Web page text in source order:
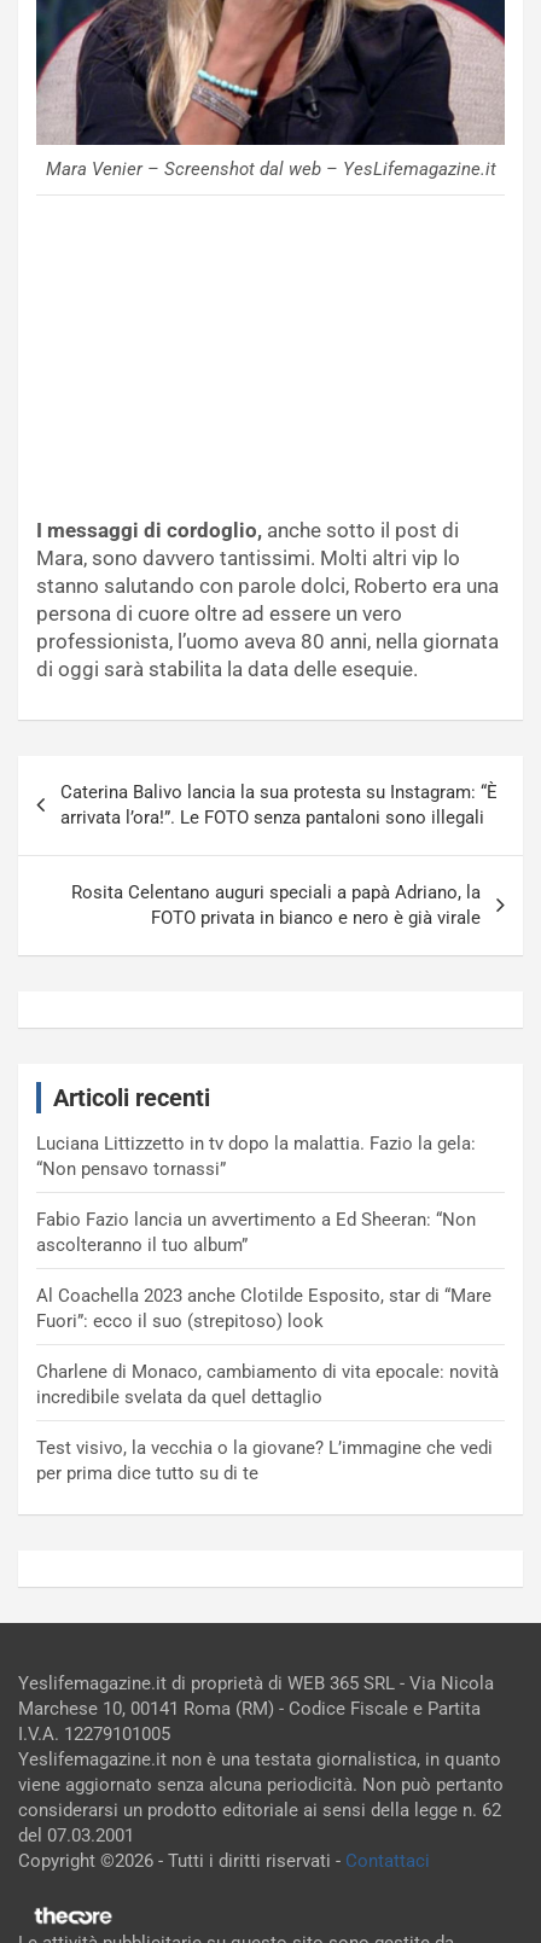
Mara Venier – Screenshot dal web – YesLifemagazine.it
I messaggi di cordoglio, anche sotto il post di
Mara, sono davvero tantissimi. Molti altri vip lo
stanno salutando con parole dolci, Roberto era una
persona di cuore oltre ad essere un vero
professionista, l’uomo aveva 80 anni, nella giornata
di oggi sarà stabilita la data delle esequie.
articoli
Caterina Balivo lancia la sua protesta su Instagram: “È
arrivata l’ora!”. Le FOTO senza pantaloni sono illegali
Rosita Celentano auguri speciali a papà Adriano, la
FOTO privata in bianco e nero è già virale
Articoli recenti
Luciana Littizzetto in tv dopo la malattia. Fazio la gela:
“Non pensavo tornassi”
Fabio Fazio lancia un avvertimento a Ed Sheeran: “Non
ascolteranno il tuo album”
Al Coachella 2023 anche Clotilde Esposito, star di “Mare
Fuori”: ecco il suo (strepitoso) look
Charlene di Monaco, cambiamento di vita epocale: novità
incredibile svelata da quel dettaglio
Test visivo, la vecchia o la giovane? L’immagine che vedi
per prima dice tutto su di te
Yeslifemagazine.it di proprietà di WEB 365 SRL - Via Nicola
Marchese 10, 00141 Roma (RM) - Codice Fiscale e Partita
I.V.A. 12279101005
Yeslifemagazine.it non è una testata giornalistica, in quanto
viene aggiornato senza alcuna periodicità. Non può pertanto
considerarsi un prodotto editoriale ai sensi della legge n. 62
del 07.03.2001
Copyright ©2026 - Tutti i diritti riservati - Contattaci